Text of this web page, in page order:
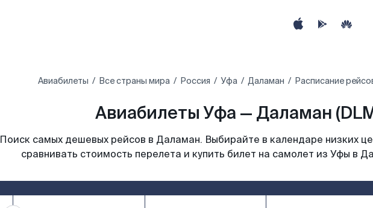
Авиабилеты Все страны мира Россия Уфа Даламан Расписание
Авиабилеты Уфа — Даламан
Поиск самых дешевых рейсов в Даламан. Выбирайте в календаре низких
сравнивать стоимость перелета и купить билет на самолет из Уфы в